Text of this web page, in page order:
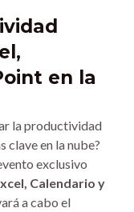
en la
la productividad
clave en la nube?
exclusivo
Calendario y
a cabo el